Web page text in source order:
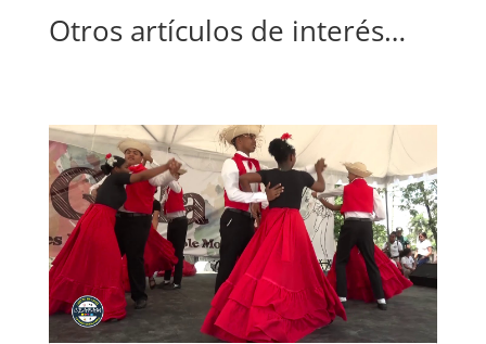
Otros artículos de interés…